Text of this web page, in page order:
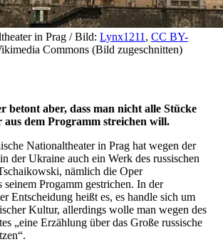
in Prag / Bild: Lynx1211 , CC BY-
Commons (Bild zugeschnitten)
betont aber, dass man nicht alle Stücke
aus dem Programm streichen will.
Nationaltheater in Prag hat wegen der
der Ukraine auch ein Werk des russischen
nämlich die Oper
seinem Progamm gestrichen. In der
Entscheidung heißt es, es handle sich um
Kultur, allerdings wolle man wegen des
„eine Erzählung über das Große russische